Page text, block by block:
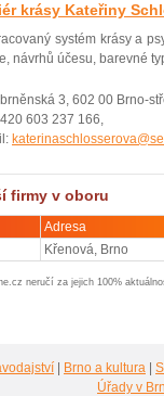
krásy Kateřiny
systém krásy a
návrhů účesu, barevné
3, 602 00 Brno-
603 237 166,
firmy v oboru
Adresa
Křenová, Brno
neručí za jejich 100%
Brno a kultura
Úřady v